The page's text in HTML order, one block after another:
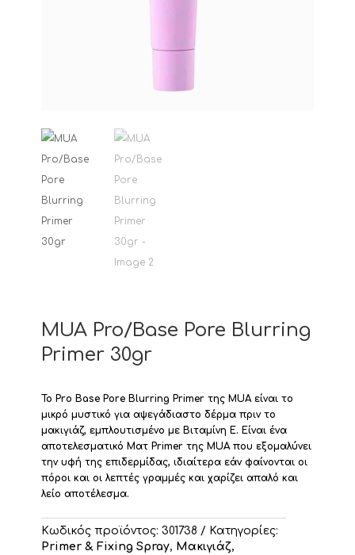
MUA Pro/Base Pore Blurring
Primer 30gr
Το Pro Base Pore Blurring Primer της MUA είναι το
μικρό μυστικό για αψεγάδιαστο δέρμα πριν το
μακιγιάζ, εμπλουτισμένο με Βιταμίνη Ε. Είναι ένα
αποτελεσματικό Ματ Primer της MUA που εξομαλύνει
την υφή της επιδερμίδας, ιδιαίτερα εάν φαίνονται οι
πόροι και οι λεπτές γραμμές και χαρίζει απαλό και
λείο αποτέλεσμα.
Κωδικός προϊόντος:301738
Κατηγορίες:
Primer & Fixing Spray, Μακιγιάζ,